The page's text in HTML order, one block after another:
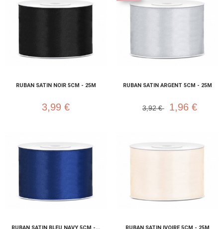
RUBAN SATIN NOIR 5CM - 25M
3,99 €
RUBAN SATIN ARGENT 5CM - 25M
3,92 € 1,96 €